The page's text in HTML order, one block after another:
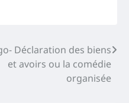
Déclaration des biens
et avoirs ou la comédie
organisée